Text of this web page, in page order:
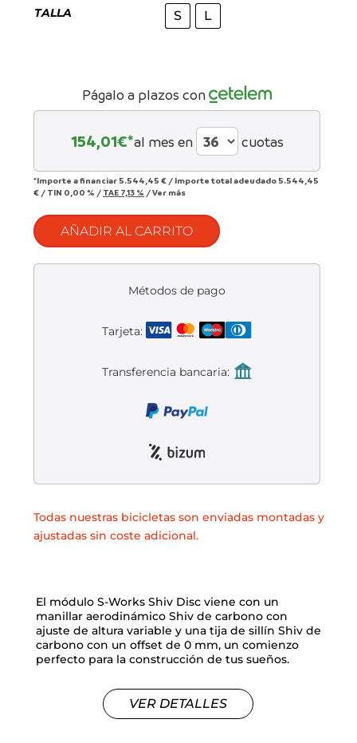
TALLA S L
Págalo a plazos con
154,01€*al mes en cuotas
*Importe a financiar 5.544,45 € / Importe total adeudado 5.544,45
€ / TIN 0,00 % / TAE 7,13 % /Ver más
AÑADIR AL CARRITO
Métodos de pago
Tarjeta:
Transferencia bancaria:
Todas nuestras bicicletas son enviadas montadas y
ajustadas sin coste adicional.
El módulo S-Works Shiv Disc viene con un
manillar aerodinámico Shiv de carbono con
ajuste de altura variable y una tija de sillín Shiv de
carbono con un offset de 0 mm, un comienzo
perfecto para la construcción de tus sueños.
VER DETALLES